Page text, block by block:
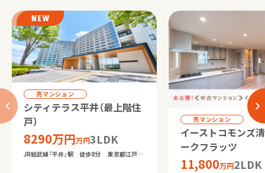
売マンション
シティテラス平井（最上階住
戸）
8290万円万円3LDK
JR総武線『平井』駅 徒歩8分 東京都江戸川
売マンション
イーストコモンズ
ークフラッツ
11,800万円2LDK